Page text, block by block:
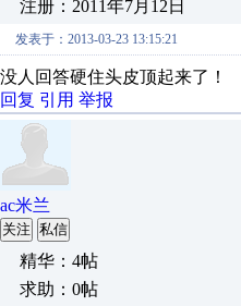
注册：2011年7月12日
发表于：2013-03-23 13:15:21
没人回答硬住头皮顶起来了！
回复 引用 举报
ac米兰
关注 私信
精华：4帖
求助：0帖